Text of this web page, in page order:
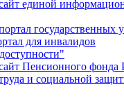
единой
государственных
для инвалидов
Пенсионного фонда
и социальной